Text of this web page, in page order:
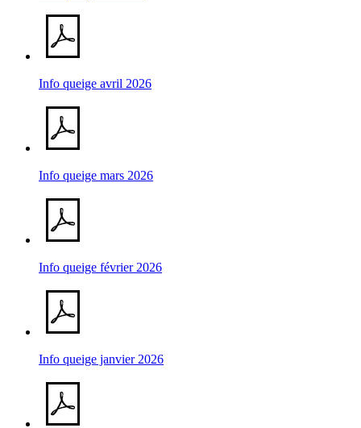
Info queige avril 2026
Info queige mars 2026
Info queige février 2026
Info queige janvier 2026